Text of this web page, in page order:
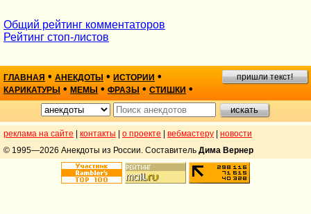
Общий рейтинг комментаторов
Рейтинг стоп-листов
ГЛАВНАЯ • АНЕКДОТЫ • ИСТОРИИ •
КАРИКАТУРЫ • МЕМЫ • ФРАЗЫ • СТИШКИ •
пришли текст!
реклама на сайте контакты о проекте вебмастеру
новости
© 1995—2026 Анекдоты из России. Составитель Дима Вернер